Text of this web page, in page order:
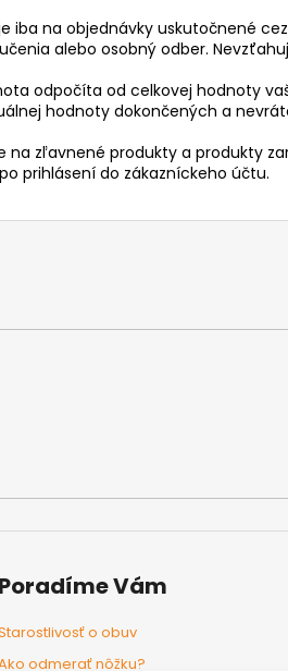
iba na objednávky uskutočnené
alebo osobný odber.
odpočíta od celkovej hodnoty
hodnoty dokončených a
na zľavnené produkty a produkty
prihlásení do zákazníckeho účtu.
Poradíme Vám
o obuv
odmerať nôžku?